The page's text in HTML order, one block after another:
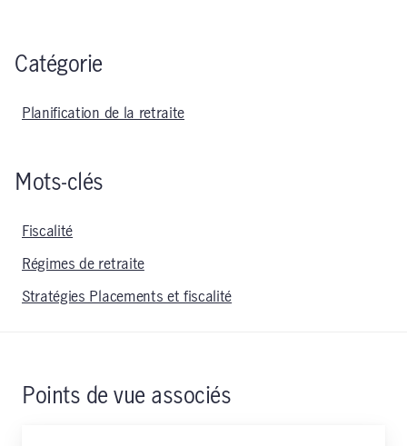
Catégorie
Planification de la retraite
Mots-clés
Fiscalité
Régimes de retraite
Stratégies Placements et fiscalité
Points de vue associés